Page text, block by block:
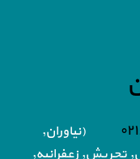
(نیاوران,
تجریش, زعفرانیه,